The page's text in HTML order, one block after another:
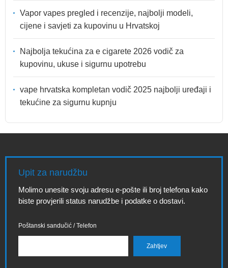
Vapor vapes pregled i recenzije, najbolji modeli,
cijene i savjeti za kupovinu u Hrvatskoj
Najbolja tekućina za e cigarete 2026 vodič za
kupovinu, ukuse i sigurnu upotrebu
vape hrvatska kompletan vodič 2025 najbolji uređaji i
tekućine za sigurnu kupnju
Upit za narudžbu
Molimo unesite svoju adresu e-pošte ili broj telefona kako
biste provjerili status narudžbe i podatke o dostavi.
Poštanski sandučić / Telefon